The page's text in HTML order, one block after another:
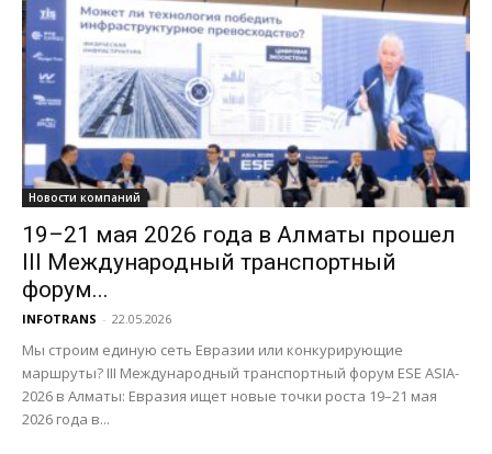
Новости компаний
19–21 мая 2026 года в Алматы прошел
III Международный транспортный
форум...
INFOTRANS - 22.05.2026
Мы строим единую сеть Евразии или конкурирующие
маршруты? III Международный транспортный форум ESE ASIA-
2026 в Алматы: Евразия ищет новые точки роста 19–21 мая
2026 года в...